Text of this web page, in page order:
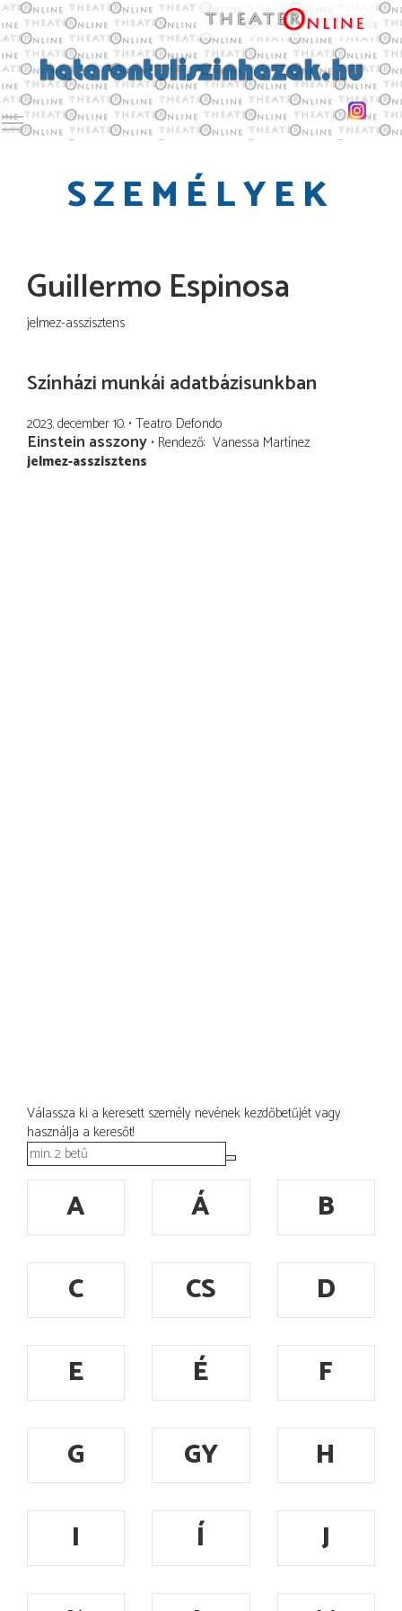
Toggle main menu visibility
SZEMÉLYEK
Guillermo Espinosa
jelmez-asszisztens
Színházi munkái adatbázisunkban
2023. december 10. Teatro Defondo
Einstein asszony Rendező Vanessa Martínez
jelmez-asszisztens
Válassza ki a keresett személy nevének kezdőbetűjét vagy
használja a keresőt!
A Á
B
C
CS
D
E
É
F
G
GY
H
I
Í
J